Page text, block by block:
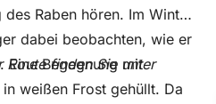
Raben hören. Im Winter
dabei beobachten, wie er
Eine Begegnung mit
weißen Frost gehüllt. Da
Route finden Sie unter